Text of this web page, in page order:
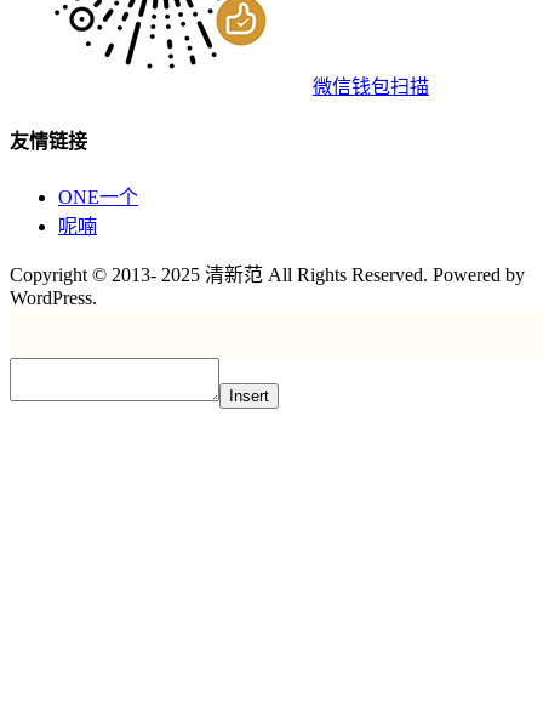
微信钱包扫描
友情链接
ONE一个
呢喃
Copyright © 2013- 2025 清新范 All Rights Reserved. Powered by
WordPress.
Insert